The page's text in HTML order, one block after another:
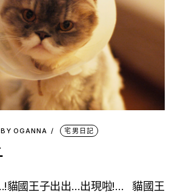
BY OGANNA 宅男日記
貓國王子出出…出現啦!… 貓國王